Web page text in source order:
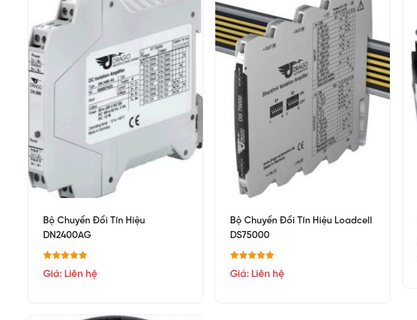
Bộ Chuyển Đổi Tín Hiệu
DN2400AG
Giá: Liên hệ
Bộ Chuyển Đổi Tín Hiệu Loadcell
DS75000
Giá: Liên hệ